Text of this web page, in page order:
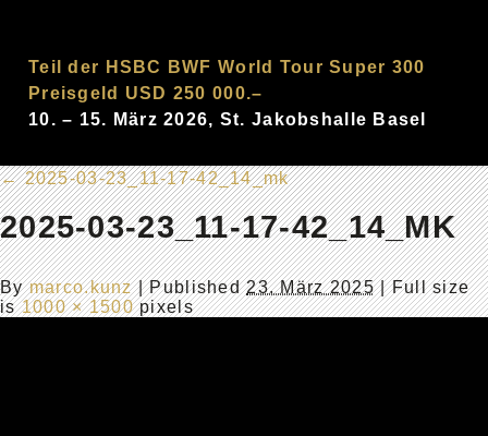
Teil der HSBC BWF World Tour Super 300
Preisgeld USD 250 000.–
10. – 15. März 2026, St. Jakobshalle Basel
←2025-03-23_11-17-42_14_mk
2025-03-23_11-17-42_14_MK
Bymarco.kunz |Published23. März 2025| Full size
is1000 × 1500pixels